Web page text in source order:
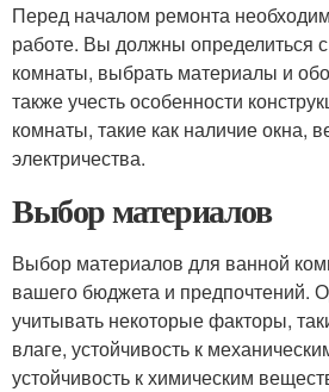
Перед началом ремонта
работе. Вы должны определиться
комнаты, выбрать материалы и
также учесть особенности
комнаты, такие как наличие окна,
электричества.
Выбор материалов
Выбор материалов для ванной
вашего бюджета и предпочтений.
учитывать некоторые факторы,
влаге, устойчивость к
устойчивость к химическим